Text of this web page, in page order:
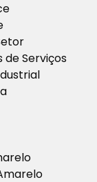
Serviços